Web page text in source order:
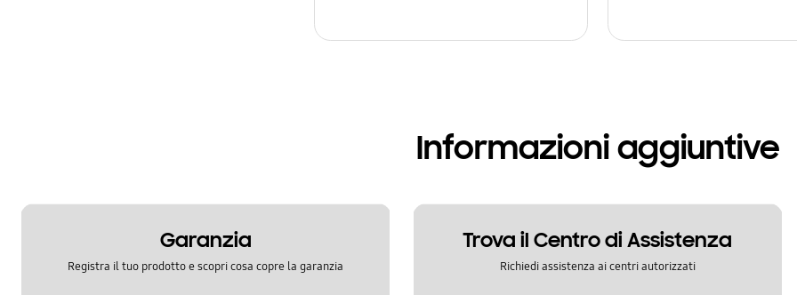
Informazioni aggiuntive
Garanzia
Registra il tuo prodotto e scopri cosa copre la garanzia
Trova il Centro di Assistenza
Richiedi assistenza ai centri autorizzati